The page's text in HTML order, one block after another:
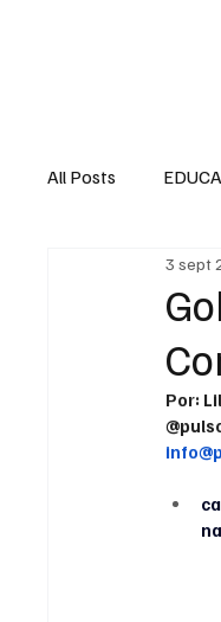
All Posts
SALUD EN EL
MENTAL
3 sept
Por: